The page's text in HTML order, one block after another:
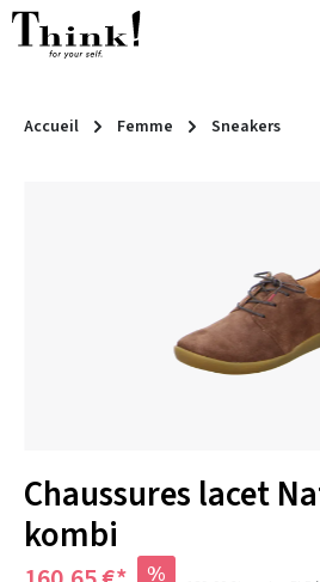
Passer au contenu principal
Accueil Femme Sneakers
Chaussures lacet
kombi
%